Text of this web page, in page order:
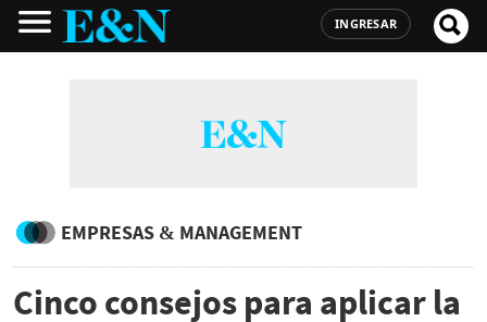
INGRESAR
EMPRESAS & MANAGEMENT
Cinco consejos para aplicar la